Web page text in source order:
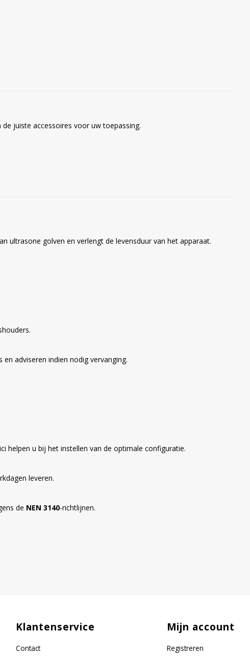
juiste accessoires voor uw toepassing.
ultrasone golven en verlengt de levensduur van het apparaat.
adviseren indien nodig vervanging.
helpen u bij het instellen van de optimale configuratie.
leveren.
de NEN 3140-richtlijnen.
Klantenservice
Contact
Mijn account
Registreren